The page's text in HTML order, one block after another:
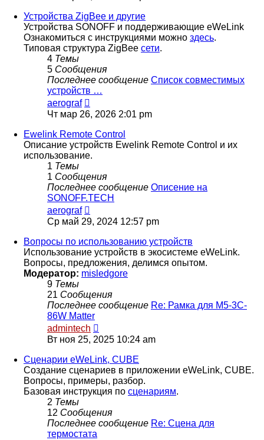
последнему
сообщению
Устройства ZigBee и другие
Устройства SONOFF и поддерживающие eWeLink
Ознакомиться с инструкциями можно здесь.
Типовая структура ZigBee сети.
4 Темы
5 Сообщения
Последнее сообщение Список совместимых
устройств …
aerograf
последнему
сообщению
Чт мар 26, 2026 2:01 pm
Ewelink Remote Control
Описание устройств Ewelink Remote Control и их
использование.
1 Темы
1 Сообщения
Последнее сообщение Описение на
SONOFF.TECH
aerograf
к
сообщению
Ср май 29, 2024 12:57 pm
Вопросы по использованию устройств
Использование устройств в экосистеме eWeLink.
Вопросы, предложения, делимся опытом.
Модератор: misledgore
9 Темы
21 Сообщения
Последнее сообщение Re: Рамка для M5-3C-
86W Matter
admintech
к
сообщению
Вт ноя 25, 2025 10:24 am
Сценарии eWeLink, CUBE
Создание сценариев в приложении eWeLink, CUBE.
Вопросы, примеры, разбор.
Базовая инструкция по сценариям.
2 Темы
12 Сообщения
Последнее сообщение Re: Сцена для
термостата